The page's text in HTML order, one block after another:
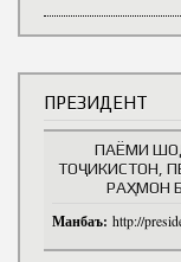
ПРЕЗИДЕНТ
ПАЁМИ
ТОҶИКИСТОН,
РАҲМОН
Манбаъ: http://